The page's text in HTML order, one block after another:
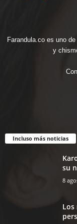
Farandula.co es uno
y
Incluso más noticias
su
8
Los